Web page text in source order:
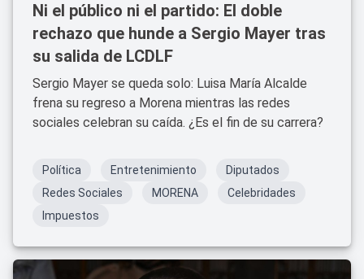
Ni el público ni el partido: El doble
rechazo que hunde a Sergio Mayer tras
su salida de LCDLF
Sergio Mayer se queda solo: Luisa María Alcalde
frena su regreso a Morena mientras las redes
sociales celebran su caída. ¿Es el fin de su carrera?
Política Entretenimiento
Diputados
Redes Sociales
MORENA
Celebridades
Impuestos